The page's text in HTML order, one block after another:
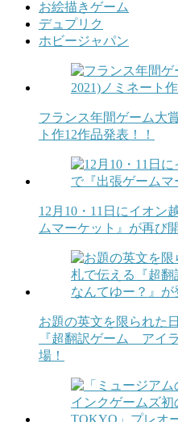
お絵描きゲーム
デュプリク
ホビージャパン
フランス年間ゲーム大
ト作12作品発表！！
12月10・11日にイオン
ムマーケット』が再び
お題の英文を限られた
『超翻訳ゲーム アイ
場！